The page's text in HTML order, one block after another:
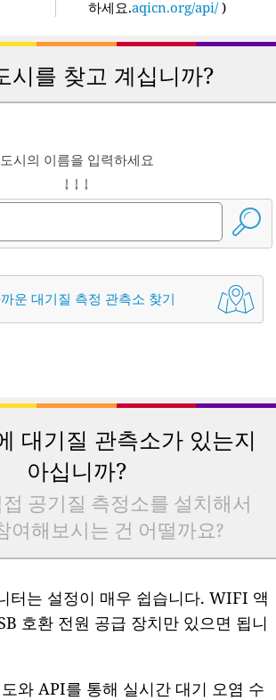
하세요.aqicn.org/api/ )
시를 찾고 계십니까?
도시의 이름을 입력하세요
↓ ↓ ↓
운 대기질 측정 관측소 찾기
대기질 관측소가 있는지
아십니까?
공기질 측정소를 설치해서
여해보시는 건 어떨까요?
터는 설정이 매우 쉽습니다. WIFI 액
호환 전원 공급 장치만 있으면 됩니
와 API를 통해 실시간 대기 오염 수